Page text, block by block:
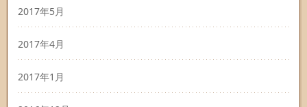
2017年5月
2017年4月
2017年1月